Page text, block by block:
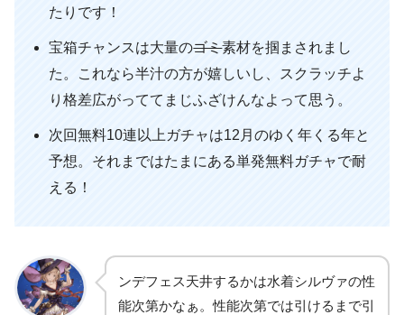
たりです！
宝箱チャンスは大量のゴミ素材を掴まされまし
た。これなら半汁の方が嬉しいし、スクラッチよ
り格差広がっててまじふざけんなよって思う。
次回無料10連以上ガチャは12月のゆく年くる年と
予想。それまではたまにある単発無料ガチャで耐
える！
ンデフェス天井するかは水着シルヴァの性
能次第かなぁ。性能次第では引けるまで引